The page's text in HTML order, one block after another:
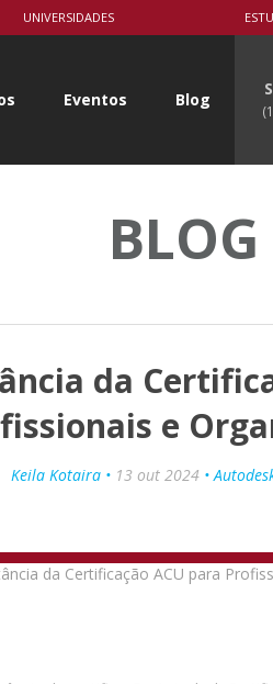
UNIVERSIDADES
Eventos Blog
da
e
Keila Kotaira • 13 out 2024 •